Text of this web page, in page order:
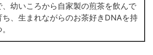
、幼いころから自家製の煎茶を飲んで
ち、生まれながらのお茶好きDNAを持